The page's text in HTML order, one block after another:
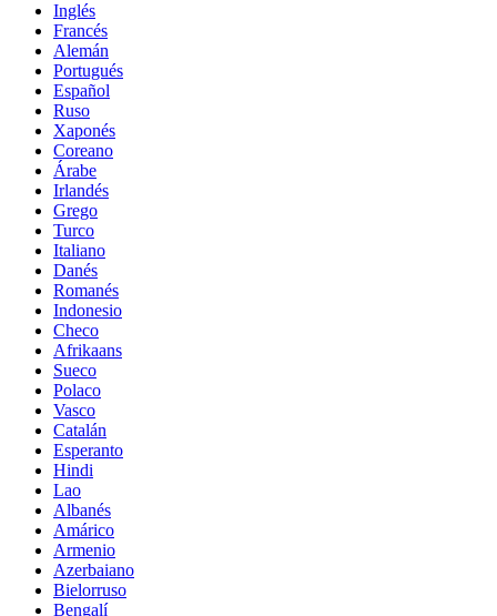
Inglés
Francés
Alemán
Portugués
Español
Ruso
Xaponés
Coreano
Árabe
Irlandés
Grego
Turco
Italiano
Danés
Romanés
Indonesio
Checo
Afrikaans
Sueco
Polaco
Vasco
Catalán
Esperanto
Hindi
Lao
Albanés
Amárico
Armenio
Azerbaiano
Bielorruso
Bengalí